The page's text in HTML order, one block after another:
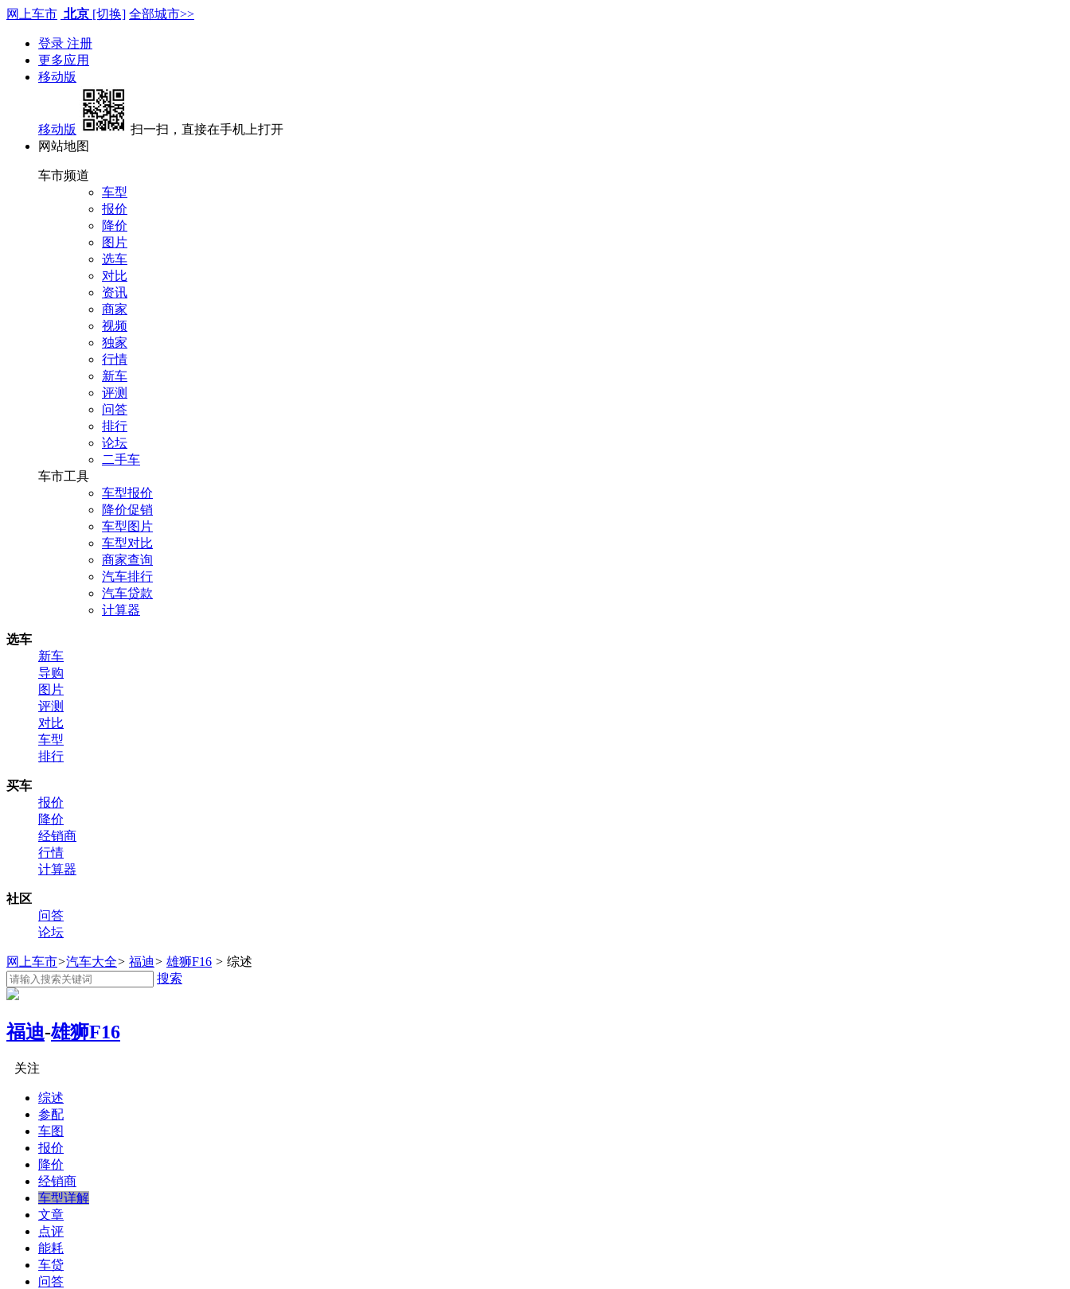
网上车市 北京 [切换] 全部城市>>
登录 注册
更多应用
移动版
移动版
扫一扫，直接在手机上打开
网站地图
车市频道
车型
报价
降价
图片
选车
对比
资讯
商家
视频
独家
行情
新车
评测
问答
排行
论坛
二手车
车市工具
车型报价
降价促销
车型图片
车型对比
商家查询
汽车排行
汽车贷款
计算器
选车
新车
导购
图片
评测
对比
车型
排行
买车
报价
降价
经销商
行情
计算器
社区
问答
论坛
网上车市>汽车大全> 福迪> 雄狮F16 > 综述
搜索
福迪-雄狮F16
关注
综述
参配
车图
报价
降价
经销商
车型详解
文章
点评
能耗
车贷
问答